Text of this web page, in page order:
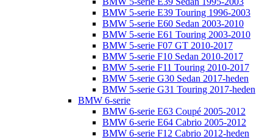
BMW 5-serie E39 Touring 1996-2003
BMW 5-serie E60 Sedan 2003-2010
BMW 5-serie E61 Touring 2003-2010
BMW 5-serie F07 GT 2010-2017
BMW 5-serie F10 Sedan 2010-2017
BMW 5-serie F11 Touring 2010-2017
BMW 5-serie G30 Sedan 2017-heden
BMW 5-serie G31 Touring 2017-heden
BMW 6-serie
BMW 6-serie E63 Coupé 2005-2012
BMW 6-serie E64 Cabrio 2005-2012
BMW 6-serie F12 Cabrio 2012-heden